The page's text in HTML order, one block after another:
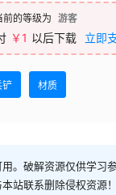
前的等级为 游客
￥1 以后下载 立即
铲 材质
。破解资源仅供学习
站联系删除侵权资源